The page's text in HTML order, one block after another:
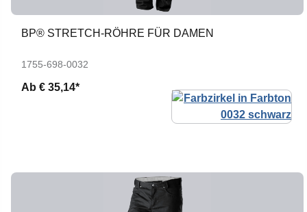
BP® STRETCH-RÖHRE FÜR DAMEN
1755-698-0032
Ab € 35,14*